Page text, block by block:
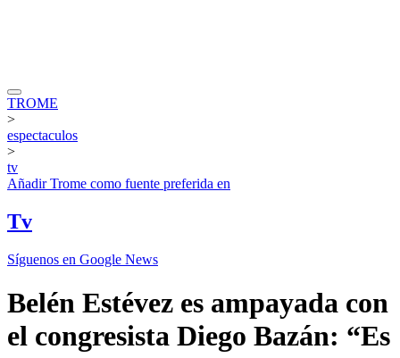
TROME
>
espectaculos
>
tv
AñadirTrome como fuente preferida en
Tv
Síguenos en Google News
Belén Estévez es ampayada con
el congresista Diego Bazán: “Es